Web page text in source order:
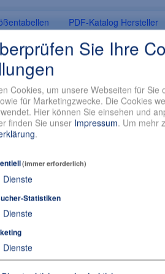
Sie Ihre
Cookies, um unsere Webseiten für
für Marketingzwecke. Die Cookies
Hier können Sie einsehen und
finden Sie unser Impressum. Um mehr
.
(immer erforderlich)
Dienste
Statistiken
Dienste
Dienste
PDF-Katalog Hersteller
Clean & White Serie werden aus
Laufsohlentechnologie hinterlässt
sorgt dafür, dass die Schuhe schnell
<35 Megaohm)